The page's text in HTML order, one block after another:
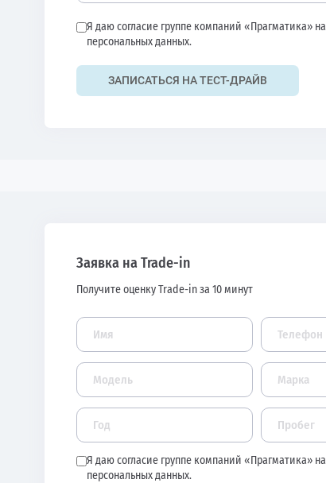
Я даю согласие группе компаний «Прагматика» на
персональных данных.
ЗАПИСАТЬСЯ НА ТЕСТ-ДРАЙВ
Заявка на Trade-in
Получите оценку Trade-in за 10 минут
Я даю согласие группе компаний «Прагматика» на
персональных данных.